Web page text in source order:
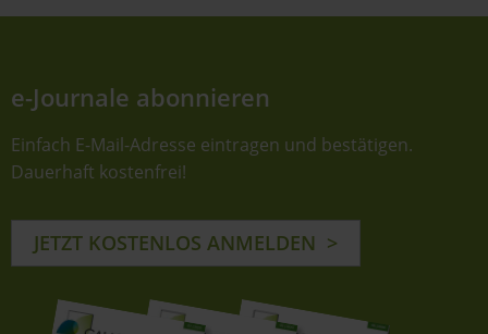
e-Journale abonnieren
Einfach E-Mail-Adresse eintragen und bestätigen.
Dauerhaft kostenfrei!
JETZT KOSTENLOS ANMELDEN